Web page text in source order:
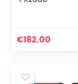
€182.00